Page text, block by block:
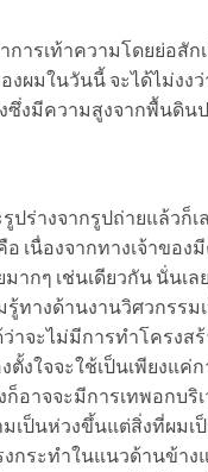
ารเท้าความโดยย่อสั
ผมในวันนี้ จะได้ไม่งง
งมีความสูงจากพื้นดิน
ร่างจากรูปถ่ายแล้วก็
อ เนื่องจากทางเจ้าข
ากๆ เช่นเดียวกัน นั่นเล
ทางด้านงานวิศวกรร
ว่าจะไม่มีการทำโครง
ตั้งใจจะใช้เป็นเพียงแ
ก็อาจจะมีการเทพอก
มเป็นห่วงขึ้นแต่สิ่งที่ผม
งกระทำในแนวด้านข้า